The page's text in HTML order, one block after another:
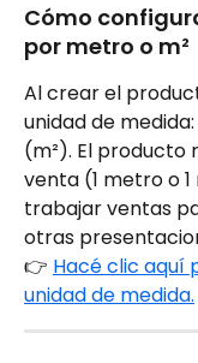
Cómo
por metro o m²
Al crear el
unidad de
(m²). El producto
venta (1 metro o
trabajar ventas
otras
👉 Hacé clic aquí
unidad de medida.